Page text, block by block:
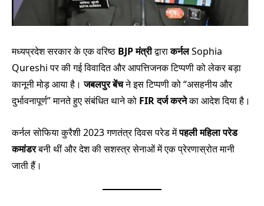
मध्यप्रदेश सरकार के एक वरिष्ठ BJP मंत्रीद्वाराकर्नलSophia
Qureshi पर की गई विवादित और आपत्तिजनक टिप्पणी को लेकर बड़ा
कानूनी मोड़ आया है।जबलपुर बेंचने इस टिप्पणी को “असहनीय और
दुर्भावनापूर्ण” मानते हुए संबंधित थाने को FIR दर्ज करनेका आदेश दिया है।
कर्नल सोफिया कुरैशी 2023 गणतंत्र दिवस परेड मेंपहली महिला परेड
कमांडरबनी थीं और देश की सशस्त्र सेनाओं में एक प्रेरणास्रोत मानी
जाती हैं।